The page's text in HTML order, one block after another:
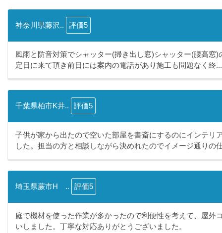
神奈川県藤沢.. 評価5
風雨と防音対策でシャッター(掃き出し窓)シャッター(腰高窓
定日に来て頂き前日には案内の電話があり施工も問題なく終...
千葉県柏市K井.. 評価5
子供が家から出たので空いた部屋を書斎にするのにインテリ
した。担当の方と相談しながら決めれたのでイメージ通りの
埼玉県蕨市H .. 評価5
庭で機材を使った作業が多かったので利便性を考えて、屋外
いしました。丁寧な対応ありがとうございました。